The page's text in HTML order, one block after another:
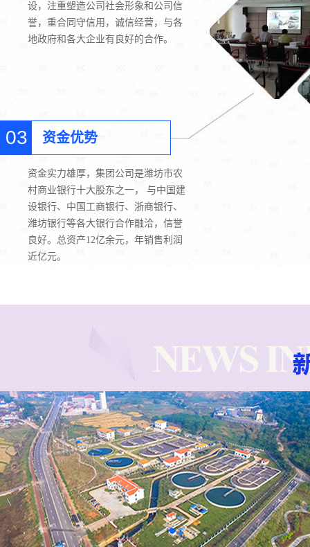
设，注重塑造公司社会形象和公司信
誉，重合同守信用，诚信经营，与各
地政府和各大企业有良好的合作。
03 资金优势
资金实力雄厚，集团公司是潍坊市农
村商业银行十大股东之一， 与中国建
设银行、中国工商银行、浙商银行、
潍坊银行等各大银行合作融洽，信誉
良好。总资产12亿余元，年销售利润
近亿元。